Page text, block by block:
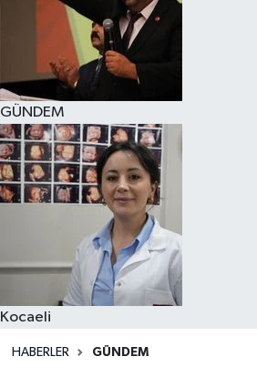
GÜNDEM
Kocaeli
HABERLER GÜNDEM
Tüm Manşetler
Son Dakika Haberleri
Haber Arşivi